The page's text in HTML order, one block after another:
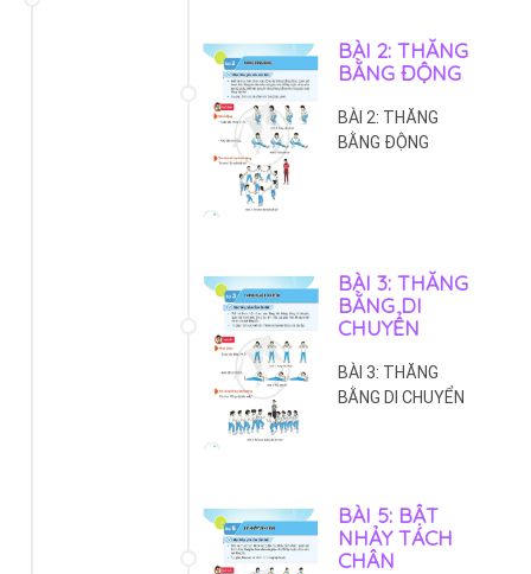
BÀI 2: THĂNG
BẰNG ĐỘNG
BÀI 2: THĂNG
BẰNG ĐỘNG
BÀI 3: THĂNG
BẰNG DI
CHUYỂN
BÀI 3: THĂNG
BẰNG DI CHUYỂN
BÀI 5: BẬT
NHẢY TÁCH
CHÂN